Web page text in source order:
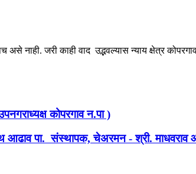
जरी काही वाद उद्भवल्यास न्याय क्षेत्र
कोपरगाव न.पा )
आढाव पा. संस्थापक, चेअरमन - श्री. माधवराव